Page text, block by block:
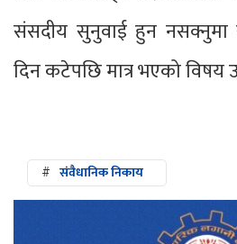
संसदीय सुनुवाई हुन नसक्नुमा
दिन कटेपछि मात्र भएको विषय
# संवैधानिक निकाय